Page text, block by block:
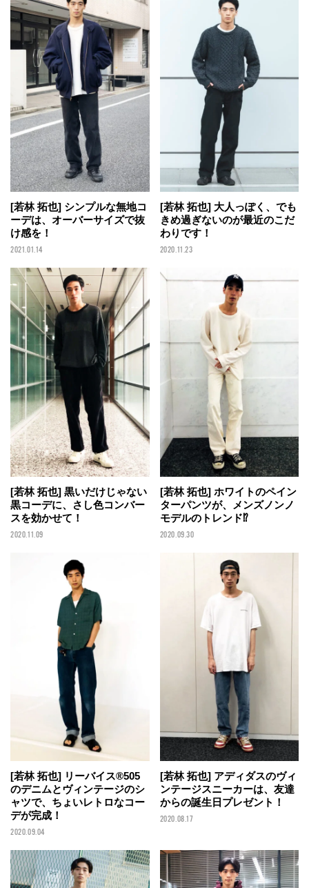
[若林 拓也] シンプルな無地コ
ーデは、オーバーサイズで抜
け感を！
2021.01.14
[若林 拓也] 大人っぽく、でも
きめ過ぎないのが最近のこだ
わりです！
2020.11.23
[若林 拓也] 黒いだけじゃない
黒コーデに、さし色コンバー
スを効かせて！
2020.11.09
[若林 拓也] ホワイトのペイン
ターパンツが、メンズノンノ
モデルのトレンド⁉︎
2020.09.30
[若林 拓也] リーバイス®︎505
のデニムとヴィンテージのシ
ャツで、ちょいレトロなコー
デが完成！
2020.09.04
[若林 拓也] アディダスのヴィ
ンテージスニーカーは、友達
からの誕生日プレゼント！
2020.08.17